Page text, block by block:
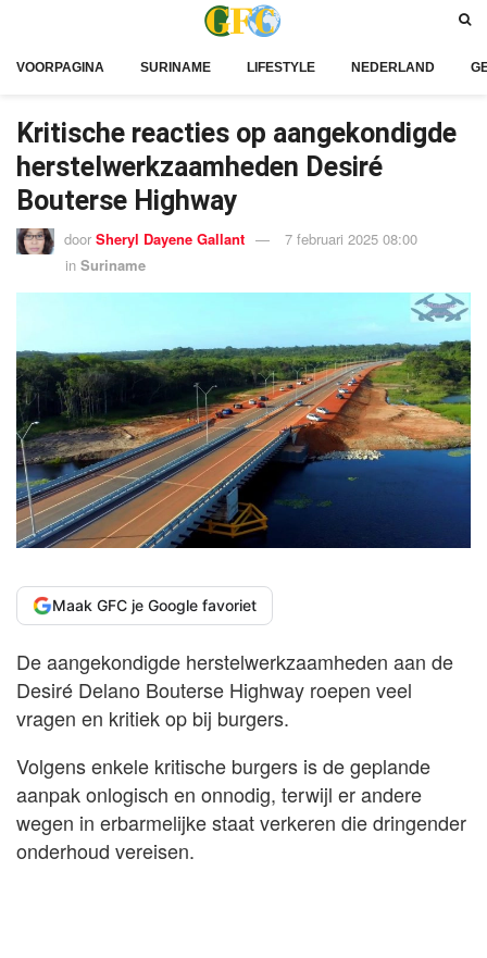
VOORPAGINA SURINAME LIFESTYLE NEDERLAND
Kritische reacties op aangekondigde
herstelwerkzaamheden Desiré
Bouterse Highway
door Sheryl Dayene Gallant
7 februari 2025 08:00
in Suriname
Maak GFC je Google favoriet
De aangekondigde herstelwerkzaamheden aan de
Desiré Delano Bouterse Highway roepen veel
vragen en kritiek op bij burgers.
Volgens enkele kritische burgers is de geplande
aanpak onlogisch en onnodig, terwijl er andere
wegen in erbarmelijke staat verkeren die dringender
onderhoud vereisen.